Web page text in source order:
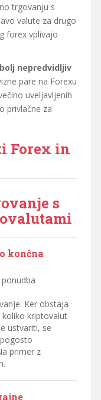
trgovanju s
valute za drugo
forex vplivajo
nepredvidljiv
pare na Forexu
uveljavljenih
privlačne za
Forex in
s
končna
Ker obstaja
kriptovalut
ustvariti, se
primer z